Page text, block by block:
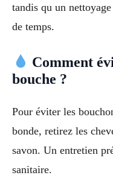
tandis qu un
de temps.
Comment
bouche ?
Pour éviter les
bonde, retirez les
savon. Un entretien
sanitaire.